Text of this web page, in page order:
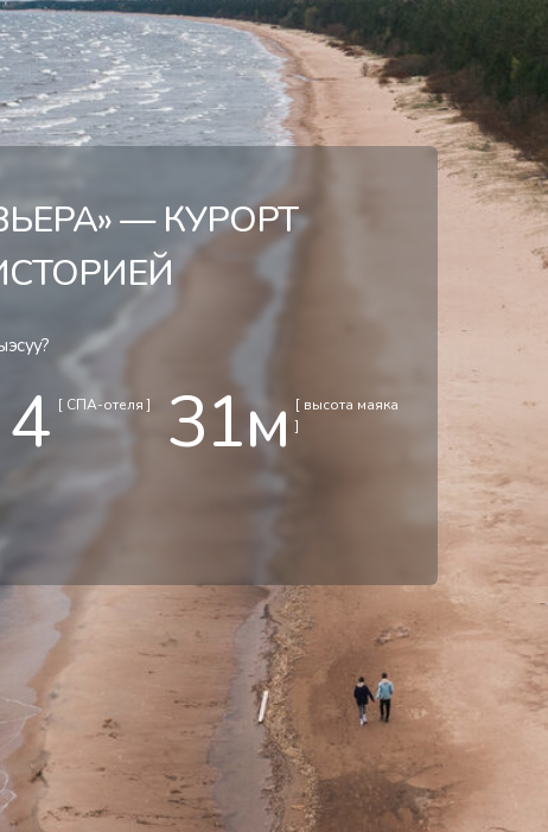
— КУРОРТ
4 31м
[ СПА-отеля ]
[ высота маяка
]